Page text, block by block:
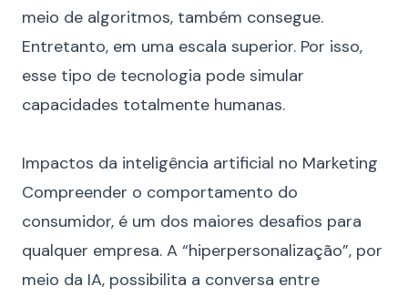
meio de algoritmos, também consegue.
Entretanto, em uma escala superior. Por isso,
esse tipo de tecnologia pode simular
capacidades totalmente humanas.
Impactos da inteligência artificial no Marketing
Compreender o comportamento do
consumidor, é um dos maiores desafios para
qualquer empresa. A “hiperpersonalização”, por
meio da IA, possibilita a conversa entre